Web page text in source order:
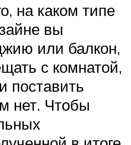
на каком типе
вы
или балкон,
с комнатой,
поставить
нет. Чтобы